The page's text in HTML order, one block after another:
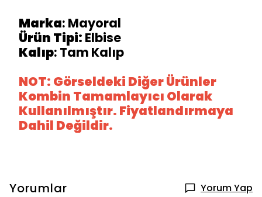
Marka: Mayoral
Ürün Tipi: Elbise
Kalıp: Tam Kalıp
NOT: Görseldeki Diğer Ürünler
Kombin Tamamlayıcı Olarak
Kullanılmıştır. Fiyatlandırmaya
Dahil Değildir.
Yorumlar Yorum Yap